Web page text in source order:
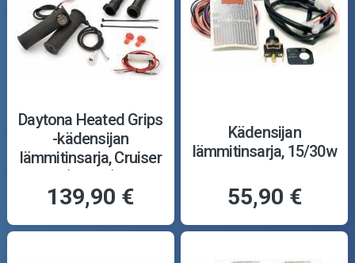
Daytona Heated Grips
-kädensijan
lämmitinsarja, Cruiser
139,90 €
Kädensijan
lämmitinsarja, 15/30w
55,90 €